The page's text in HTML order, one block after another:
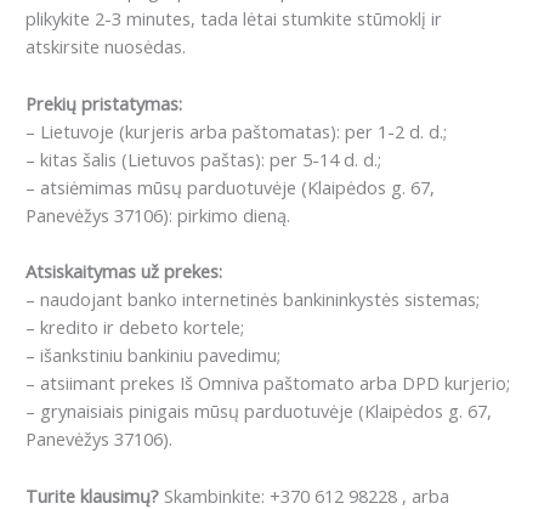
plikykite 2-3 minutes, tada lėtai stumkite stūmoklį ir
atskirsite nuosėdas.
Prekių pristatymas:
– Lietuvoje (kurjeris arba paštomatas): per 1-2 d. d.;
– kitas šalis (Lietuvos paštas): per 5-14 d. d.;
– atsiėmimas mūsų parduotuvėje (Klaipėdos g. 67,
Panevėžys 37106): pirkimo dieną.
Atsiskaitymas už prekes:
– naudojant banko internetinės bankininkystės sistemas;
– kredito ir debeto kortele;
– išankstiniu bankiniu pavedimu;
– atsiimant prekes Iš Omniva paštomato arba DPD kurjerio;
– grynaisiais pinigais mūsų parduotuvėje (Klaipėdos g. 67,
Panevėžys 37106).
Turite klausimų? Skambinkite: +370 612 98228 , arba